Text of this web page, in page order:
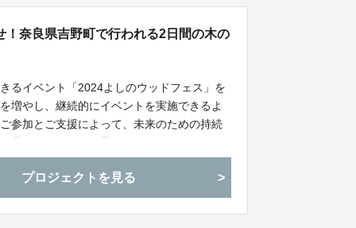
奈良県吉野町で行われる2日間の木の
るイベント「2024よしのウッドフェス」を
増やし、継続的にイベントを実施できるよ
参加とご支援によって、未来のための持続
プロジェクトを見る